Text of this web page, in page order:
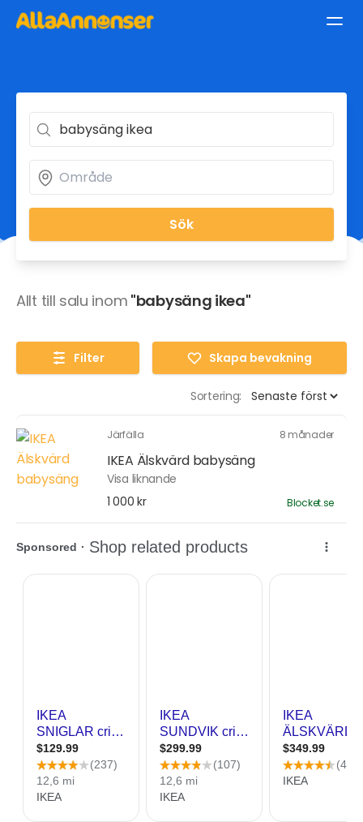
Sök
Allt till salu inom "babysäng ikea"
Filter Skapa bevakning
Sortering:
Järfälla 8 månader
IKEA Älskvärd babysäng
Visa liknande
1 000 kr
Blocket.se